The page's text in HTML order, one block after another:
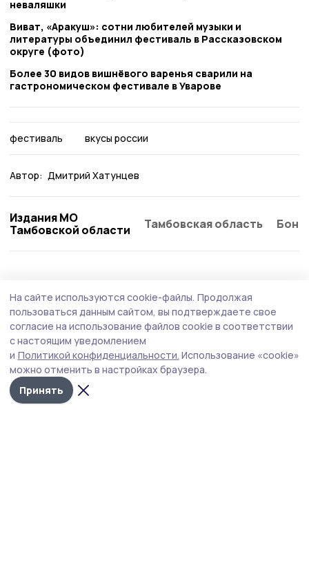
неваляшки
Виват, «Аракуш»: сотни любителей музыки и
литературы объединил фестиваль в Рассказовском
округе (фото)
Более 30 видов вишнёвого варенья сварили на
гастрономическом фестивале в Уварове
фестиваль вкусы россии
Автор: Дмитрий Хатунцев
Издания МО
Тамбовской области
Тамбовская область
Урожайность пшеницы в Никифоровском
округе сохраняется на прошлогоднем
уровне
Никифоровские полеводы продолжают убирать урожай
зерновых. Как сообщили в сельхозотделе
администрации округа, урожайность озимой пшеницы
на первых убранных участках составляет 51,2 центнера
На сайте используются cookie-файлы. Продолжая
пользоваться данным сайтом, вы подтверждаете свое
согласие на использование файлов cookie в соответствии
с настоящим уведомлением
и Политикой конфиденциальности. Использование «cookie»
можно отменить в настройках браузера.
Принять